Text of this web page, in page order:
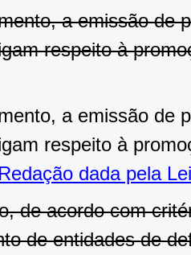
a emissão de
respeito à
a emissão de
respeito à
dada pela
de acordo com
de entidades de